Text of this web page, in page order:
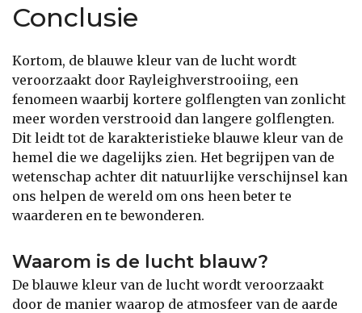
Conclusie
Kortom, de blauwe kleur van de lucht wordt
veroorzaakt door Rayleighverstrooiing, een
fenomeen waarbij kortere golflengten van zonlicht
meer worden verstrooid dan langere golflengten.
Dit leidt tot de karakteristieke blauwe kleur van de
hemel die we dagelijks zien. Het begrijpen van de
wetenschap achter dit natuurlijke verschijnsel kan
ons helpen de wereld om ons heen beter te
waarderen en te bewonderen.
Waarom is de lucht blauw?
De blauwe kleur van de lucht wordt veroorzaakt
door de manier waarop de atmosfeer van de aarde